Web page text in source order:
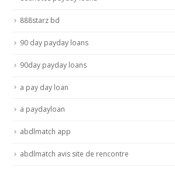
888starz bd
90 day payday loans
90day payday loans
a pay day loan
a paydayloan
abdlmatch app
abdlmatch avis site de rencontre